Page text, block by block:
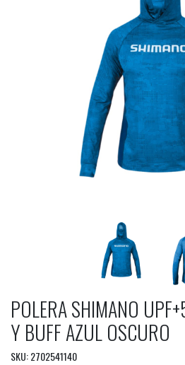
POLERA SHIMANO
Y BUFF AZUL OSCURO
SKU: 2702541140